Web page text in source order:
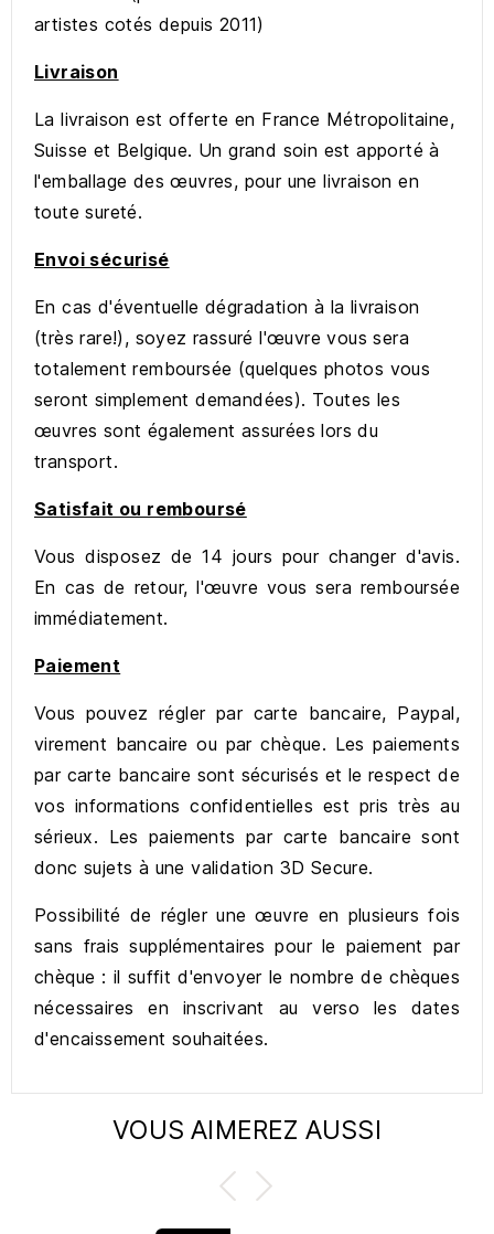
artistes cotés depuis 2011)
Livraison
La livraison est offerte en France Métropolitaine,
Suisse et Belgique. Un grand soin est apporté à
l'emballage des œuvres, pour une livraison en
toute sureté.
Envoi sécurisé
En cas d'éventuelle dégradation à la livraison
(très rare!), soyez rassuré l'œuvre vous sera
totalement remboursée (quelques photos vous
seront simplement demandées). Toutes les
œuvres sont également assurées lors du
transport.
Satisfait ou remboursé
Vous disposez de 14 jours pour changer d'avis.
En cas de retour, l'œuvre vous sera remboursée
immédiatement.
Paiement
Vous pouvez régler par carte bancaire, Paypal,
virement bancaire ou par chèque. Les paiements
par carte bancaire sont sécurisés et le respect de
vos informations confidentielles est pris très au
sérieux. Les paiements par carte bancaire sont
donc sujets à une validation 3D Secure.
Possibilité de régler une œuvre en plusieurs fois
sans frais supplémentaires pour le paiement par
chèque : il suffit d'envoyer le nombre de chèques
nécessaires en inscrivant au verso les dates
d'encaissement souhaitées.
VOUS AIMEREZ AUSSI